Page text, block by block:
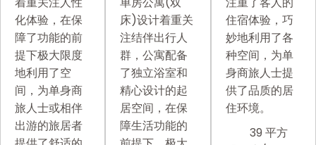
化体验，在保
障了功能的前
提下极大限度
地利用了空
间，为单身商
旅人士或相伴
出游的旅居者
床)设计着重关
注结伴出行人
群，公寓配备
了独立浴室和
精心设计的起
居空间，在保
障生活功能的
住宿体验，巧
妙地利用了各
种空间，为单
身商旅人士提
供了品质的居
住环境。
39 平方